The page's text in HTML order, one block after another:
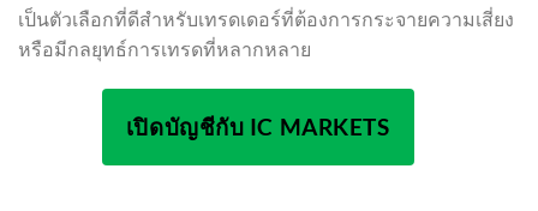
เป็นตัวเลือกที่ดีสำหรับเทรดเดอร์ที่ต้องการกระจายความเสี่ยง
หรือมีกลยุทธ์การเทรดที่หลากหลาย
เปิดบัญชีกับ IC MARKETS